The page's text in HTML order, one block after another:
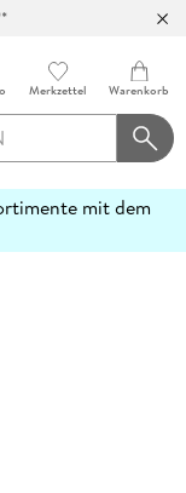
Merkzettel Warenkorb
mit dem